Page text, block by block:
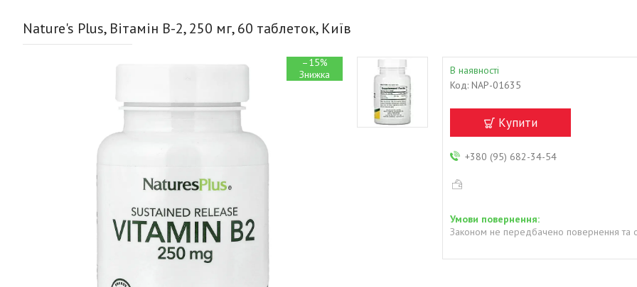
Nature's Plus, Вітамін B-2, 250 мг, 60 таблеток, Київ
–15%
В наявності
Код: NAP-01635
Купити
+380 (95) 682-34-54
Законом не передбачено повернення та